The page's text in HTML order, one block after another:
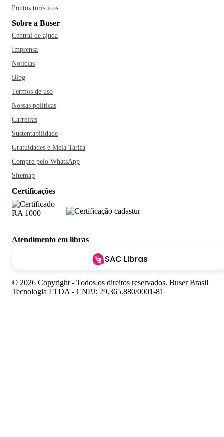
Pontos turísticos
Sobre a Buser
Central de ajuda
Imprensa
Notícias
Blog
Termos de uso
Nossas políticas
Carreiras
Sustentabilidade
Gratuidades e Meia Tarifa
Compre pelo WhatsApp
Sitemap
Certificações
Atendimento em libras
SAC Libras
© 2026 Copyright - Todos os direitos reservados. Buser Brasil
Tecnologia LTDA - CNPJ: 29.365.880/0001-81